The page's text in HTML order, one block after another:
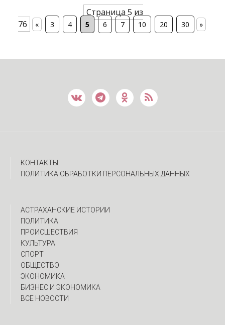
Страница 5 из
76
« 3 4 5 6 7 10 20 30 »
КОНТАКТЫ
ПОЛИТИКА ОБРАБОТКИ ПЕРСОНАЛЬНЫХ ДАННЫХ
АСТРАХАНСКИЕ ИСТОРИИ
ПОЛИТИКА
ПРОИСШЕСТВИЯ
КУЛЬТУРА
СПОРТ
ОБЩЕСТВО
ЭКОНОМИКА
БИЗНЕС И ЭКОНОМИКА
ВСЕ НОВОСТИ